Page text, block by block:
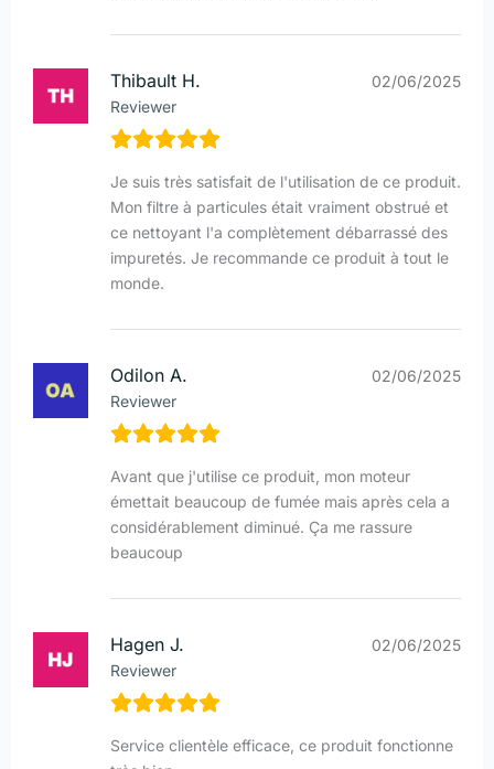
Thibault H.
Reviewer
02/06/2025
Je suis très satisfait de l'utilisation de ce produit.
Mon filtre à particules était vraiment obstrué et
ce nettoyant l'a complètement débarrassé des
impuretés. Je recommande ce produit à tout le
monde.
Odilon A.
Reviewer
02/06/2025
Avant que j'utilise ce produit, mon moteur
émettait beaucoup de fumée mais après cela a
considérablement diminué. Ça me rassure
beaucoup
Hagen J.
Reviewer
02/06/2025
Service clientèle efficace, ce produit fonctionne